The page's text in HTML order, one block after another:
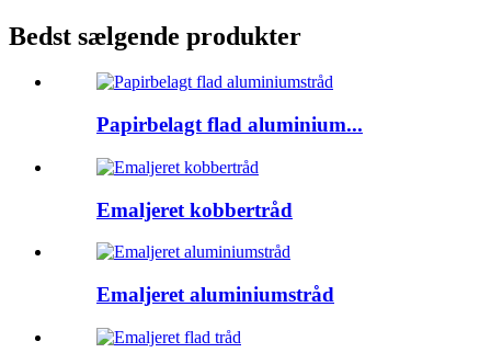
Bedst sælgende produkter
Papirbelagt flad aluminium...
Emaljeret kobbertråd
Emaljeret aluminiumstråd